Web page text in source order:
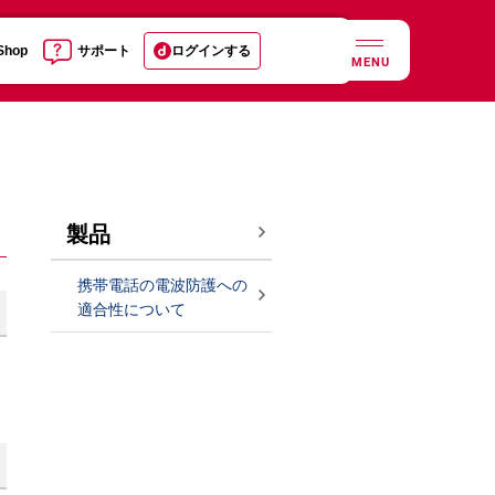
サポート ログインする
MENU
製品
携帯電話の電波防護への
適合性について